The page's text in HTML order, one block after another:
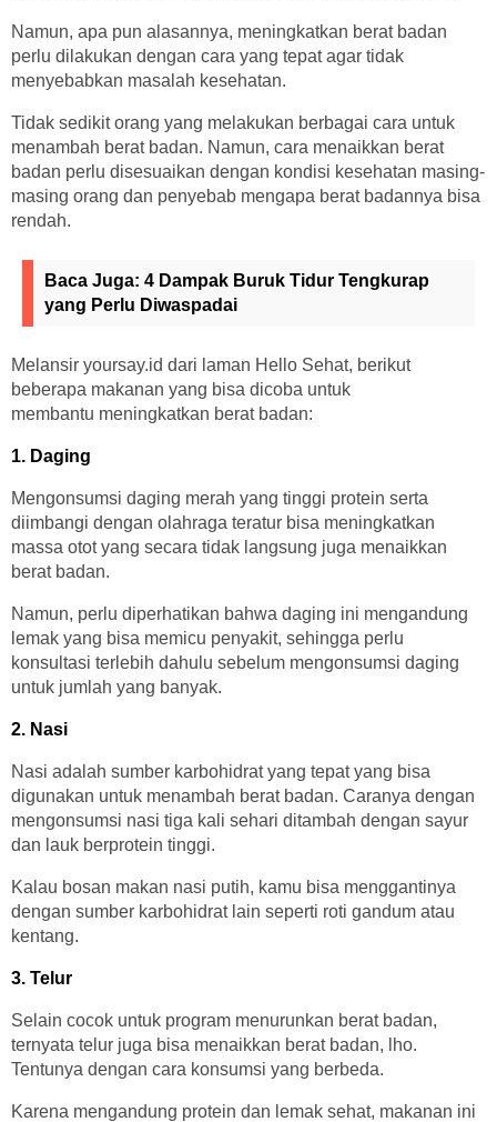
Namun, apa pun alasannya, meningkatkan berat badan
perlu dilakukan dengan cara yang tepat agar tidak
menyebabkan masalah kesehatan.
Tidak sedikit orang yang melakukan berbagai cara untuk
menambah berat badan. Namun, cara menaikkan berat
badan perlu disesuaikan dengan kondisi kesehatan masing-
masing orang dan penyebab mengapa berat badannya bisa
rendah.
Baca Juga: 4 Dampak Buruk Tidur Tengkurap
yang Perlu Diwaspadai
Melansir yoursay.id dari laman Hello Sehat, berikut
beberapa makanan yang bisa dicoba untuk
membantu meningkatkan berat badan:
1. Daging
Mengonsumsi daging merah yang tinggi protein serta
diimbangi dengan olahraga teratur bisa meningkatkan
massa otot yang secara tidak langsung juga menaikkan
berat badan.
Namun, perlu diperhatikan bahwa daging ini mengandung
lemak yang bisa memicu penyakit, sehingga perlu
konsultasi terlebih dahulu sebelum mengonsumsi daging
untuk jumlah yang banyak.
2. Nasi
Nasi adalah sumber karbohidrat yang tepat yang bisa
digunakan untuk menambah berat badan. Caranya dengan
mengonsumsi nasi tiga kali sehari ditambah dengan sayur
dan lauk berprotein tinggi.
Kalau bosan makan nasi putih, kamu bisa menggantinya
dengan sumber karbohidrat lain seperti roti gandum atau
kentang.
3. Telur
Selain cocok untuk program menurunkan berat badan,
ternyata telur juga bisa menaikkan berat badan, lho.
Tentunya dengan cara konsumsi yang berbeda.
Karena mengandung protein dan lemak sehat, makanan ini